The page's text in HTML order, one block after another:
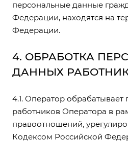
персональные данные
Федерации, находятся на
Федерации.
4. ОБРАБОТКА
ДАННЫХ
4.1. Оператор
работников Оператора в
правоотношений,
Кодексом Российской